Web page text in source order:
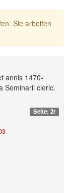
Sie arbeiten
annis 1470-
Seminarii cleric.
Seite: 2r